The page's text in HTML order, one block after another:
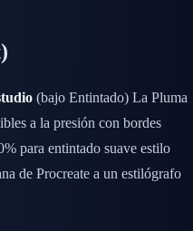
(bajo Entintado) La Pluma
a la presión con bordes
para entintado suave estilo
de Procreate a un estilógrafo